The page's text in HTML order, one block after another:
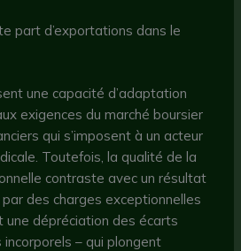
part d’exportations dans le
une capacité d’adaptation
exigences du marché boursier
qui s’imposent à un acteur
Toutefois, la qualité de la
contraste avec un résultat
des charges exceptionnelles
une dépréciation des écarts
incorporels – qui plongent